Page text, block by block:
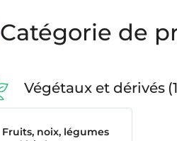
Catégorie de
Végétaux et dérivés 1
Fruits, noix, légumes